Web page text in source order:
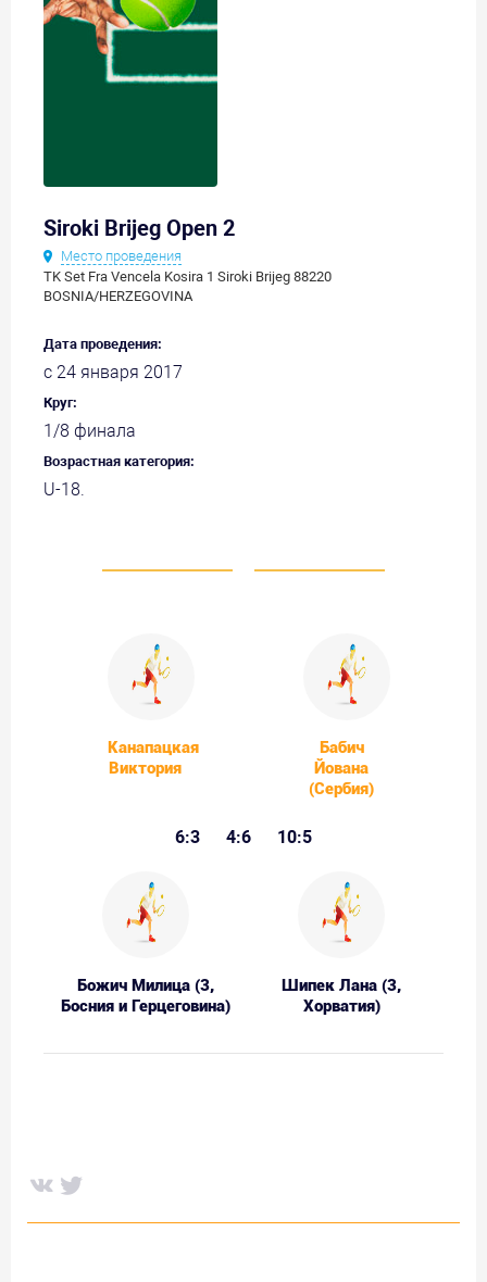
Siroki Brijeg Open 2
Место проведения
TK Set Fra Vencela Kosira 1 Siroki Brijeg 88220
BOSNIA/HERZEGOVINA
Дата проведения:
с 24 января 2017
Круг:
1/8 финала
Возрастная категория:
U-18.
Канапацкая
Виктория
Бабич
Йована
(Сербия)
6:3 4:6 10:5
Божич Милица (3,
Босния и Герцеговина)
Шипек Лана (3,
Хорватия)